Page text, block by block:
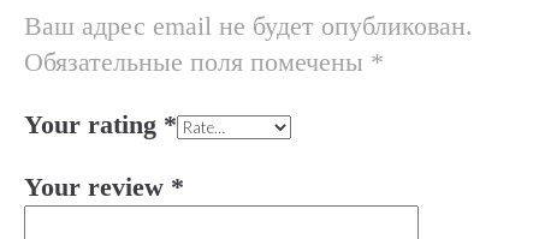
Ваш адрес email не будет опубликован.
Обязательные поля помечены *
Your rating *
Your review *